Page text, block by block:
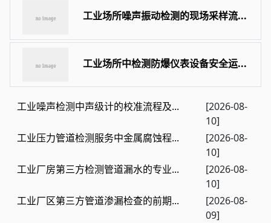
工业场所噪声振动检测的现场采样流...
工业场所中检测防爆仪表设备安全运...
工业噪声检测中声级计的校准流程及...
[2026-08-
10]
工业压力管道检测服务中金属腐蚀程...
[2026-08-
10]
工业厂房第三方检测管道漏水的专业...
[2026-08-
10]
工业厂区第三方管道渗漏检查的前期...
[2026-08-
09]